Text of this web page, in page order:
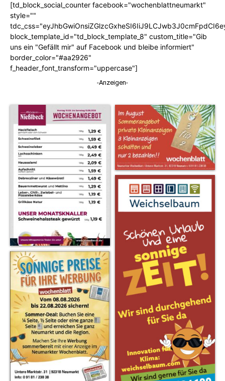
[td_block_social_counter facebook="wochenblattneumarkt"
style=""
block_template_id="td_block_template_8" custom_title="Gib
uns ein "Gefällt mir" auf Facebook und bleibe informiert"
border_color="#aa2926"
f_header_font_transform="uppercase"]
-Anzeigen-